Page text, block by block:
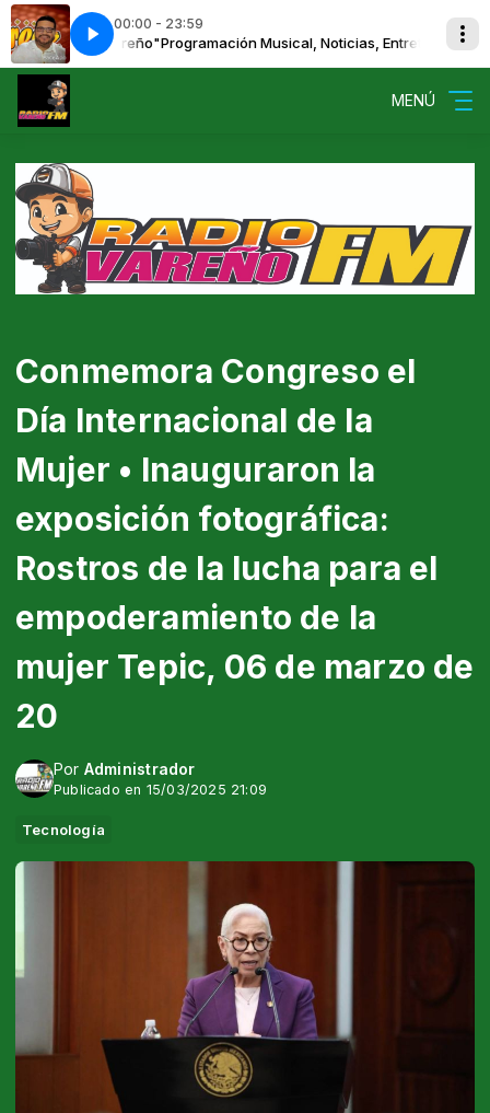
00:00 - 23:59
"El Vareño"Programación Musical, Noticias, Entretenimiento y
el yaki 060 DOS DE QUINCE -grupo firme ft. el yaki
MENÚ
Conmemora Congreso el
Día Internacional de la
Mujer • Inauguraron la
exposición fotográfica:
Rostros de la lucha para el
empoderamiento de la
mujer Tepic, 06 de marzo de
20
Por Administrador
Publicado en 15/03/2025 21:09
Tecnología